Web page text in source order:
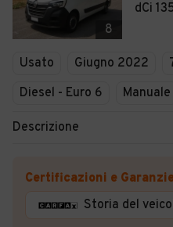
8
dCi
Usato Giugno 2022
Diesel - Euro 6
Manuale
Descrizione
Certificazioni e
Storia del